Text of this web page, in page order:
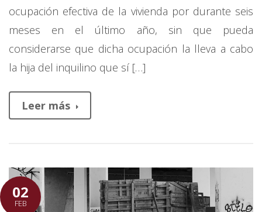
ocupación efectiva de la vivienda por durante seis
meses en el último año, sin que pueda
considerarse que dicha ocupación la lleva a cabo
la hija del inquilino que sí […]
Leer más
02
FEB